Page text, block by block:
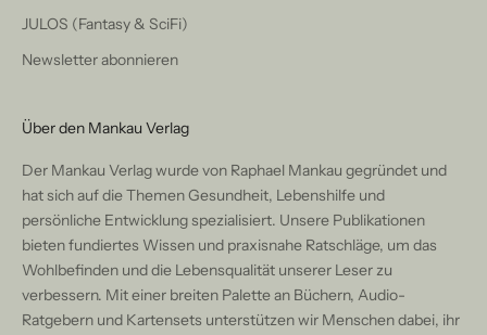
JULOS (Fantasy & SciFi)
Newsletter abonnieren
Über den Mankau Verlag
Der Mankau Verlag wurde von Raphael Mankau gegründet und
hat sich auf die Themen Gesundheit, Lebenshilfe und
persönliche Entwicklung spezialisiert. Unsere Publikationen
bieten fundiertes Wissen und praxisnahe Ratschläge, um das
Wohlbefinden und die Lebensqualität unserer Leser zu
verbessern. Mit einer breiten Palette an Büchern, Audio-
Ratgebern und Kartensets unterstützen wir Menschen dabei, ihr